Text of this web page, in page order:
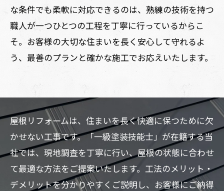
な条件でも柔軟に対応できるのは、熟練の技術を持つ
職人が一つひとつの工程を丁寧に行っているからこ
そ。お客様の大切な住まいを長く安心して守れるよ
う、最善のプランと確かな施工でお応えいたします。
屋根リフォームは、住まいを長く快適に保つために欠
かせない工事です。「一級塗装技能士」が在籍する当
社では、現地調査を丁寧に行い、屋根の状態に合わせ
て最適な方法をご提案いたします。工法のメリット・
デメリットを分かりやすくご説明し、お客様にご納得